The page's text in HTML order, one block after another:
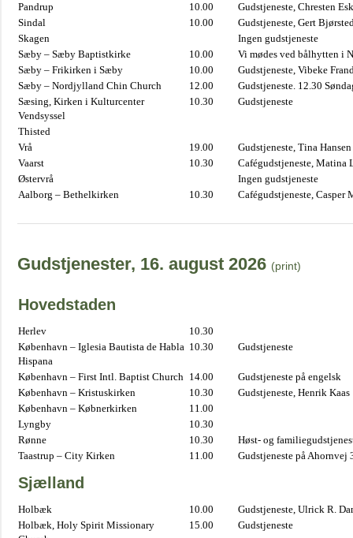
Pandrup
10.00
Gudstjeneste, Chresten
Sindal
10.00
Gudstjeneste, Gert
Skagen
Ingen gudstjeneste
Sæby – Sæby Baptistkirke
10.00
Vi mødes ved bålhytten i
Sæby – Frikirken i Sæby
10.00
Gudstjeneste, Vibeke
Sæby – Nordjylland Chin Church
12.00
Gudstjeneste. 12.30
Sæsing, Kirken i Kulturcenter
Vendsyssel
10.30 Gudstjeneste
Thisted
Vrå
19.00
Gudstjeneste, Tina Hansen
Vaarst
10.30
Cafégudstjeneste, Matina
Østervrå
Ingen gudstjeneste
Aalborg – Bethelkirken
10.30 Cafégudstjeneste, Casper
Gudstjenester, 16. august 2026 (print)
Hovedstaden
Herlev
10.30
København – Iglesia Bautista de Habla
Hispana
10.30 Gudstjeneste
København – First Intl. Baptist Church 14.00
Gudstjeneste på engelsk
København – Kristuskirken
10.30
Gudstjeneste, Henrik Kaas
København – Købnerkirken
11.00
Lyngby
10.30
Rønne
10.30
Høst- og
Taastrup – City Kirken
11.00 Gudstjeneste på Ahornvej
Sjælland
Holbæk 10.00
Gudstjeneste, Ulrick R.
Holbæk, Holy Spirit Missionary
15.00 Gudstjeneste